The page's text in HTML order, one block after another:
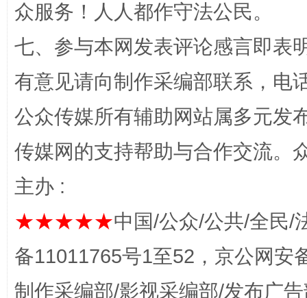
这是一记警钟！ 谢
众服务！人人都作守法公民。
七、参与本网发表评论感言即表
有意见请向制作采编部联系，电
公众传媒所有辅助网站属多元发
传媒网的支持帮助与合作交流。
主办 :
★★★★★中国/公众/公共/全民/
备11011765号1至52，京公网安
制作采编部/影视采编部/发布广